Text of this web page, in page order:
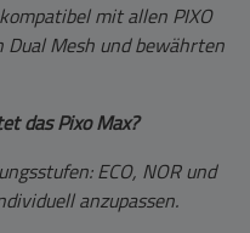
mit allen PIXO
Dual Mesh und bewährten
das Pixo Max?
ECO, NOR und
anzupassen.